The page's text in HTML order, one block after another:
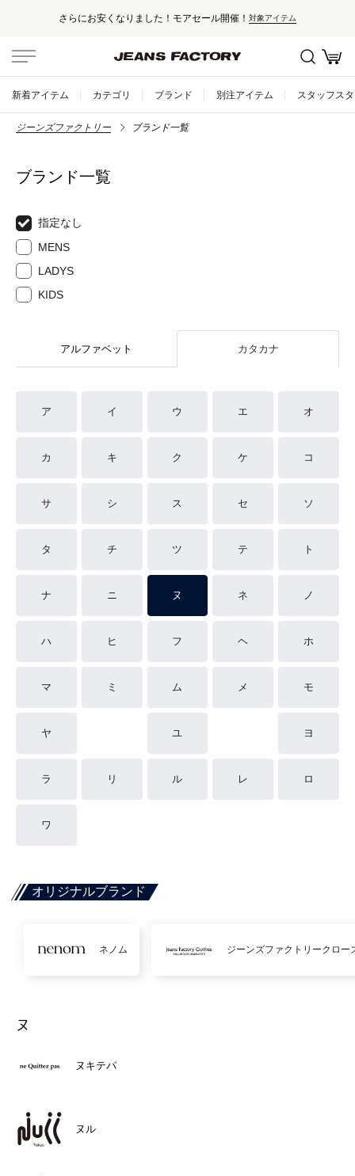
さらにお安くなりました！モアセール開催！ 対象アイテム
新着アイテム カテゴリ ブランド 別注アイテム スタッフス
ジーンズファクトリー ブランド一覧
ブランド一覧
指定なし
MENS
LADYS
KIDS
アルファベット カタカナ
ア イ ウ エ オ
カ キ ク ケ コ
サ シ ス セ ソ
タ チ ツ テ ト
ナ ニ ヌ ネ ノ
ハ ヒ フ ヘ ホ
マ ミ ム メ モ
ヤ ユ ヨ
ラ リ ル レ ロ
ワ
オリジナルブランド
ネノム ジーンズファクトリークロー
ヌ
ヌキテパ
ヌル